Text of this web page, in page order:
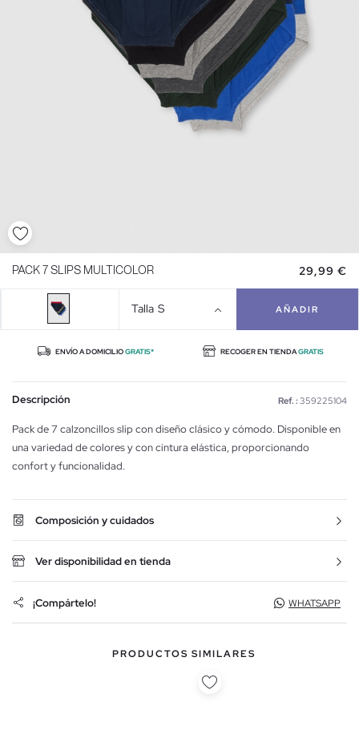
PACK 7 SLIPS MULTICOLOR 29,99 €
Talla S AÑADIR
ENVÍO A DOMICILIOGRATIS* RECOGER EN TIENDAGRATIS
Descripción Ref. : 359225104
Pack de 7 calzoncillos slip con diseño clásico y cómodo. Disponible en
una variedad de colores y con cintura elástica, proporcionando
confort y funcionalidad.
Composición y cuidados
Ver disponibilidad en tienda
¡Compártelo! WHATSAPP
PRODUCTOS SIMILARES